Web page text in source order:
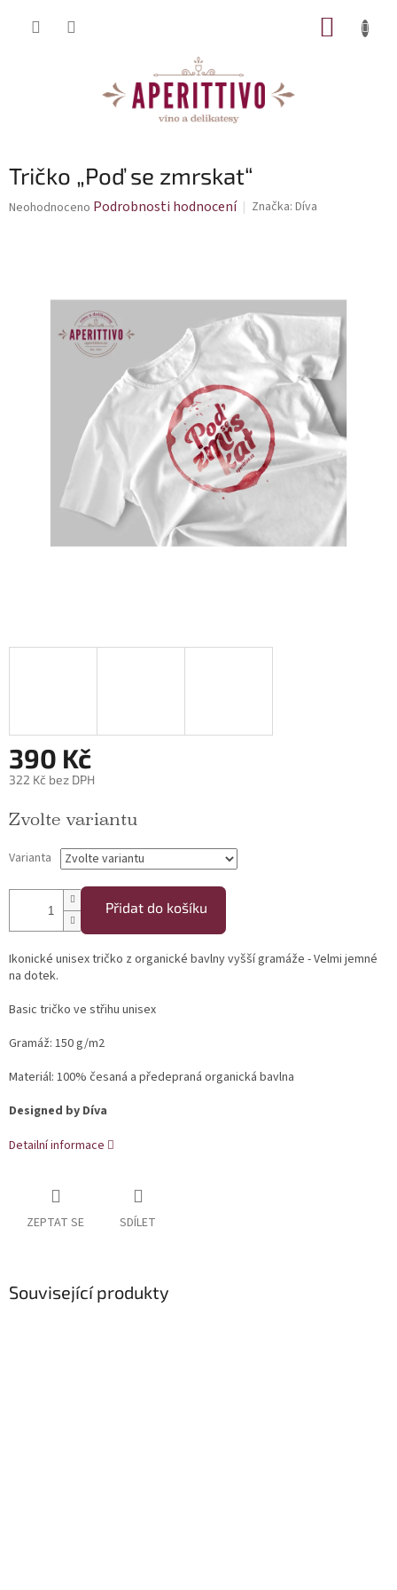
Tričko „Poď se zmrskat“
Průměrné hodnocení produktu je 0,0 z 5 hvězdiček.
Neohodnoceno Podrobnosti hodnocení Značka: Díva
390 Kč
322 Kč bez DPH
Zvolte variantu
Varianta
Přidat do košíku
Ikonické unisex tričko z organické bavlny vyšší gramáže - Velmi jemné
na dotek.
Basic tričko ve střihu unisex
Gramáž: 150 g/m2
Materiál: 100% česaná a předepraná organická bavlna
Designed by Díva
Detailní informace
ZEPTAT SE SDÍLET
Související produkty